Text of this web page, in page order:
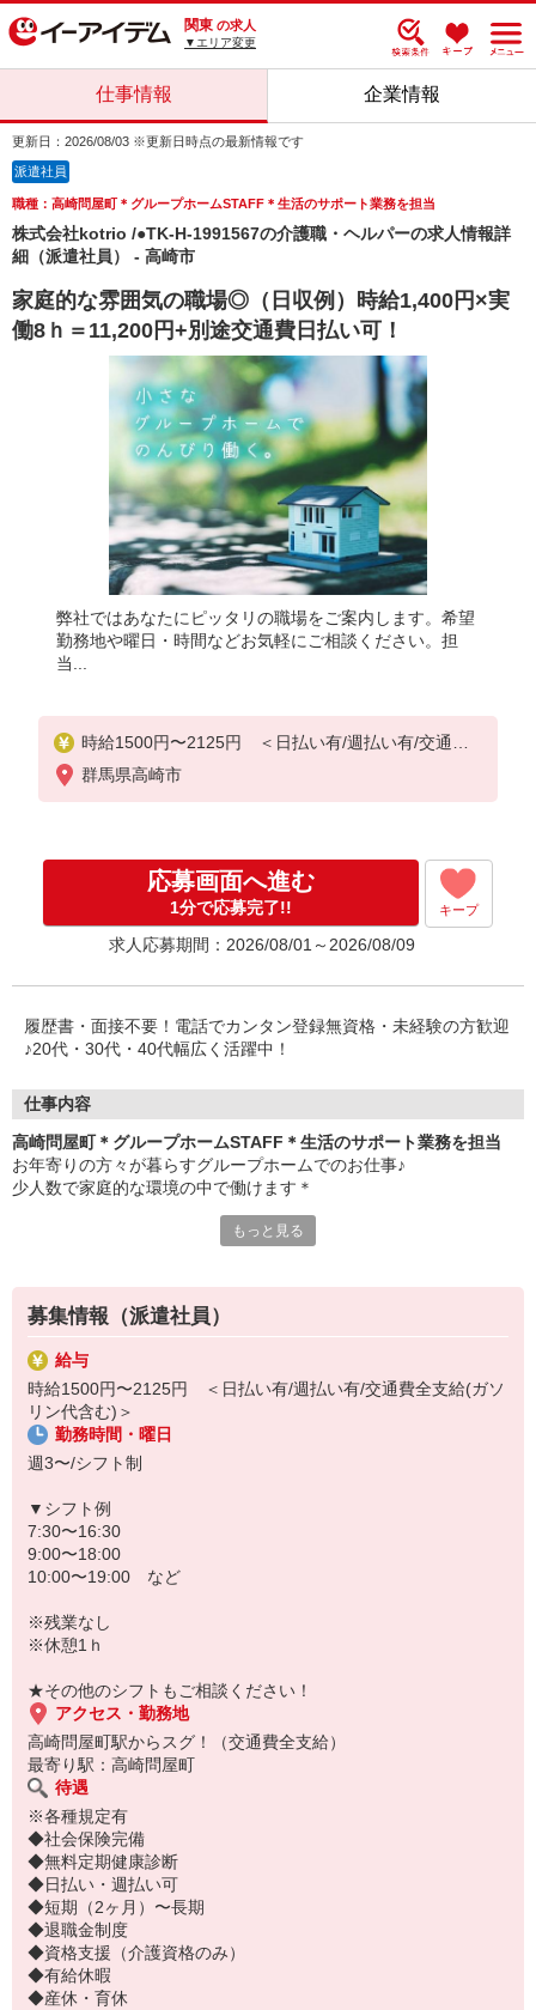
関東 の求人
▼エリア変更
仕事情報 企業情報
更新日：2026/08/03 ※更新日時点の最新情報です
派遣社員
職種：高崎問屋町＊グループホームSTAFF＊生活のサポート業務を担当
株式会社kotrio /●TK-H-1991567の介護職・ヘルパーの求人情報詳
細（派遣社員） - 高崎市
家庭的な雰囲気の職場◎（日収例）時給1,400円×実
働8ｈ＝11,200円+別途交通費日払い可！
弊社ではあなたにピッタリの職場をご案内します。希望
勤務地や曜日・時間などお気軽にご相談ください。担
当...
時給1500円〜2125円 ＜日払い有/週払い有/交通費
全支給(ガソリン代含む)＞
群馬県高崎市
応募画面へ進む
1分で応募完了!! キープ
求人応募期間：2026/08/01～2026/08/09
履歴書・面接不要！電話でカンタン登録無資格・未経験の方歓迎
♪20代・30代・40代幅広く活躍中！
仕事内容
高崎問屋町＊グループホームSTAFF＊生活のサポート業務を担当
お年寄りの方々が暮らすグループホームでのお仕事♪
少人数で家庭的な環境の中で働けます＊
・お部屋や共有スペースの清掃
・お散歩や体操などのレクリエーション
・必要に応じた生活介助 など
▼こんな方におすすめ
・高齢者の方とじっくり関わりたい
・家事や会話が苦にならない
・認知症ケアに興味がある
難しい対応はありません
未経験スタートのスタッフ多数！
わからないことは先輩スタッフが丁寧に教えますのでご安心くださ
い◎
もっと見る
募集情報（派遣社員）
給与
時給1500円〜2125円 ＜日払い有/週払い有/交通費全支給(ガソ
リン代含む)＞
勤務時間・曜日
週3〜/シフト制
▼シフト例
7:30〜16:30
9:00〜18:00
10:00〜19:00 など
※残業なし
※休憩1ｈ
★その他のシフトもご相談ください！
アクセス・勤務地
高崎問屋町駅からスグ！（交通費全支給）
最寄り駅：高崎問屋町
待遇
※各種規定有
◆社会保険完備
◆無料定期健康診断
◆日払い・週払い可
◆短期（2ヶ月）〜長期
◆退職金制度
◆資格支援（介護資格のみ）
◆有給休暇
◆産休・育休